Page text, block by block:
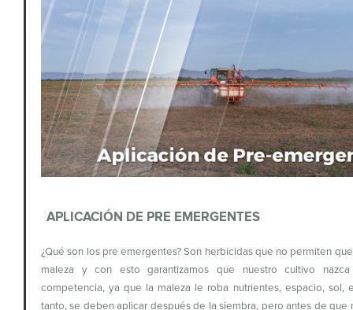
APLICACIÓN DE PRE EMERGENTES
¿Qué son los pre emergentes? Son herbicidas que no permiten
maleza y con esto garantizamos que nuestro cultivo
competencia, ya que la maleza le roba nutrientes, espacio, sol,
tanto, se deben aplicar después de la siembra, pero antes de que